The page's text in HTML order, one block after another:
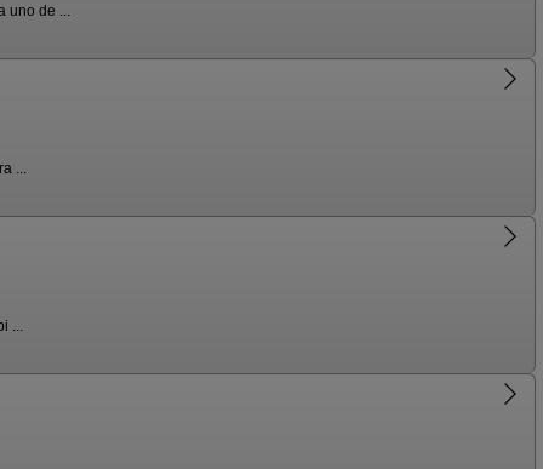
de ...
...